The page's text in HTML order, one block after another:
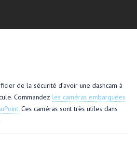
de la sécurité d’avoir une dashcam à
Commandez les caméras embarquées
. Ces caméras sont très utiles dans